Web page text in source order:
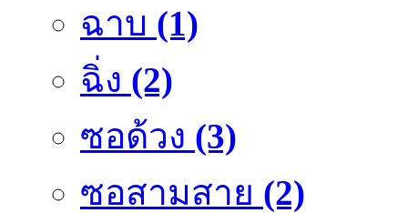
ฉาบ (1)
ฉิ่ง (2)
ซอด้วง (3)
ซอสามสาย (2)